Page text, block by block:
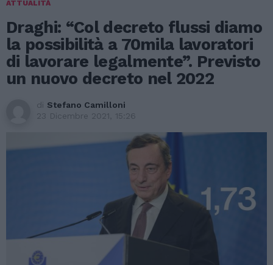
ATTUALITÀ
Draghi: “Col decreto flussi diamo
la possibilità a 70mila lavoratori
di lavorare legalmente”. Previsto
un nuovo decreto nel 2022
di Stefano Camilloni
23 Dicembre 2021, 15:26